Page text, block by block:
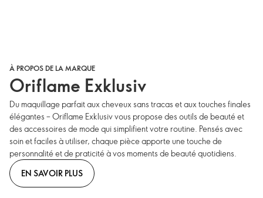
À PROPOS DE LA MARQUE
Oriflame Exklusiv
Du maquillage parfait aux cheveux sans tracas et aux touches finales
élégantes – Oriflame Exklusiv vous propose des outils de beauté et
des accessoires de mode qui simplifient votre routine. Pensés avec
soin et faciles à utiliser, chaque pièce apporte une touche de
personnalité et de praticité à vos moments de beauté quotidiens.
EN SAVOIR PLUS